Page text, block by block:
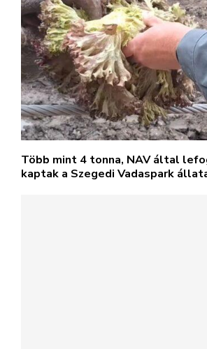
Több mint 4 tonna, NAV által
kaptak a Szegedi Vadaspark